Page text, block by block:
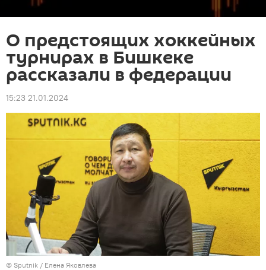
О предстоящих хоккейных
турнирах в Бишкеке
рассказали в федерации
15:23 21.01.2024
© Sputnik / Елена Яковлева